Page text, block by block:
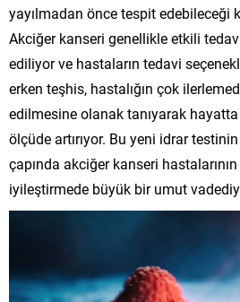
yayılmadan önce tespit edebileceği
Akciğer kanseri genellikle etkili
ediliyor ve hastaların tedavi
erken teşhis, hastalığın çok
edilmesine olanak tanıyarak
ölçüde artırıyor. Bu yeni idrar
çapında akciğer kanseri
iyileştirmede büyük bir umut